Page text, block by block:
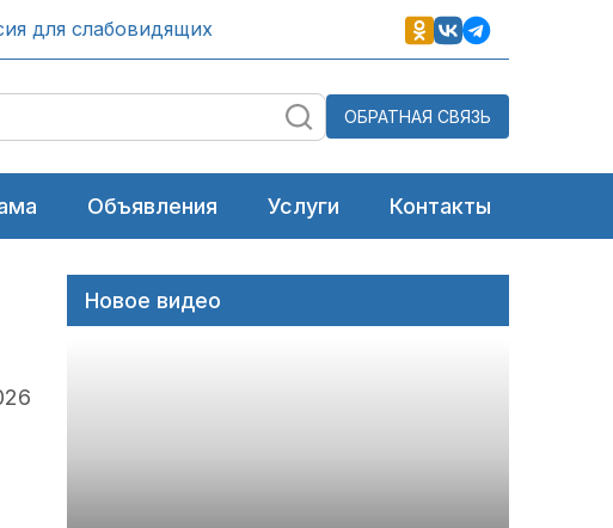
для слабовидящих
ОБРАТНАЯ СВЯЗЬ
Объявления Услуги Контакты
Новое видео